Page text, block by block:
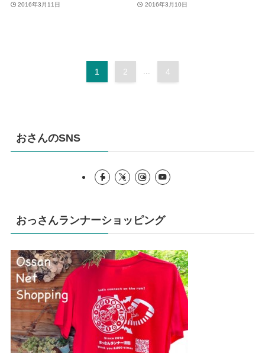
2016年3月11日 2016年3月10日
1 2 ... 4
おさんのSNS
おっさんランナーショッピング